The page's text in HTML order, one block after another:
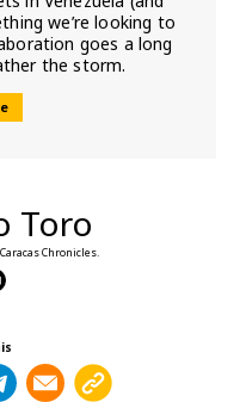
we’re looking to
goes a long
the storm.
Toro
Chronicles.